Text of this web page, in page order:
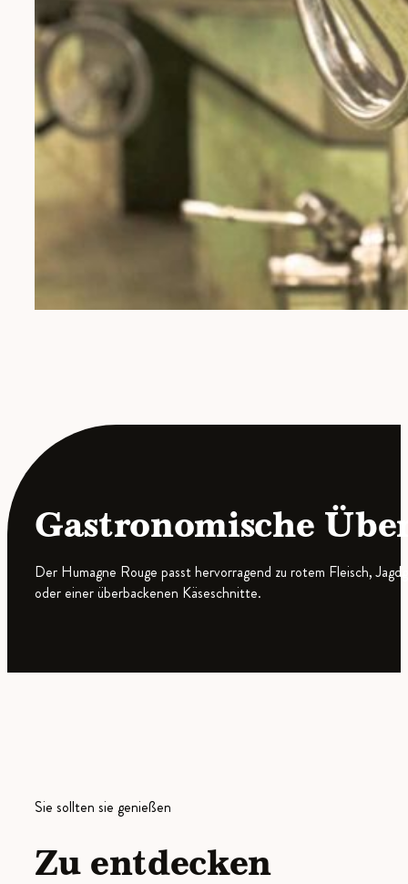
Gastronomische
Der Humagne Rouge passt hervorragend zu rotem Fleisch,
oder einer überbackenen Käseschnitte.
Sie sollten sie genießen
Zu entdecken